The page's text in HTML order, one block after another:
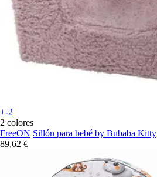
+-2
2 colores
FreeON Sillón para bebé by Bubaba Kitty
89,62 €